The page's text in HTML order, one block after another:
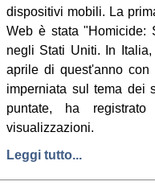
dispositivi mobili. La
Web è stata "Homicide:
negli Stati Uniti. In
aprile di quest'anno con
imperniata sul tema dei
puntate, ha
visualizzazioni.
Leggi tutto...